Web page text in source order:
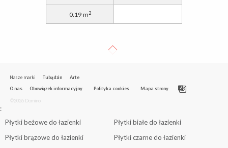
0.19 m2
Nasze marki Tubądzin
Arte
O nas
Obowiązek informacyjny Polityka cookies Mapa strony
©2026 Domino
:
Płytki beżowe do łazienki
Płytki białe do łazienki
Płytki brązowe do łazienki
Płytki czarne do łazienki